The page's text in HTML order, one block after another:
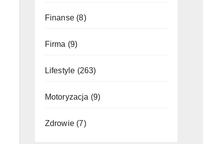
Finanse(8)
Firma (9)
Lifestyle (263)
Motoryzacja (9)
Zdrowie(7)